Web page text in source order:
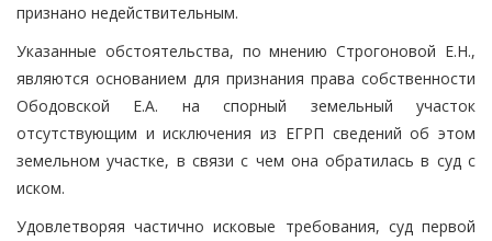
признано недействительным.
Указанные обстоятельства, по мнению Строгоновой Е.Н.,
являются основанием для признания права собственности
Ободовской Е.А. на спорный земельный участок
отсутствующим и исключения из ЕГРП сведений об этом
земельном участке, в связи с чем она обратилась в суд с
иском.
Удовлетворяя частично исковые требования, суд первой